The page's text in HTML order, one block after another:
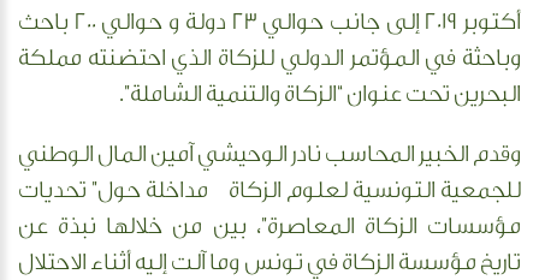
أكتوبر 2019 إلى جانب حوالي 23 دولة و حوالي 200 باحث
وباحثة في المؤتمر الدولي للزكاة الذي احتضنته مملكة
البحرين تحت عنوان “الزكاة والتنمية الشاملة”.
وقدم الخبير المحاسب نادر الوحيشي آمين المال الوطني
للجمعية التونسية لعلوم الزكاة مداخلة حول” تحديات
مؤسسات الزكاة المعاصرة”، بين من خلالها نبذة عن
تاريخ مؤسسة الزكاة في تونس وما آلت إليه أثناء الاحتلال